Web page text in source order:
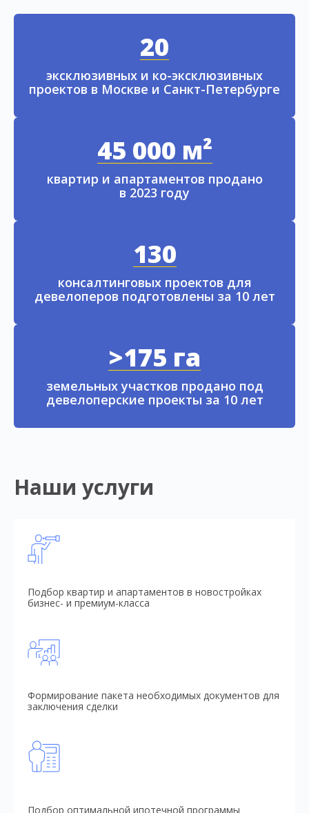
20
эксклюзивных и ко-эксклюзивных
проектов в Москве и Санкт-Петербурге
45 000 м²
квартир и апартаментов продано
в 2023 году
130
консалтинговых проектов для
девелоперов подготовлены за 10 лет
>175 га
земельных участков продано под
девелоперские проекты за 10 лет
Наши услуги
Подбор квартир и апартаментов в новостройках
бизнес- и премиум-класса
Формирование пакета необходимых документов для
заключения сделки
Подбор оптимальной ипотечной программы